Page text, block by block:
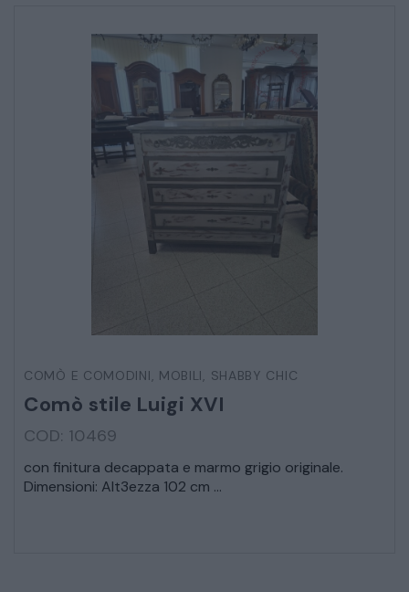
COMÒ E COMODINI, MOBILI, SHABBY CHIC
Comò stile Luigi XVI
COD: 10469
con finitura decappata e marmo grigio originale.
Dimensioni: Alt3ezza 102 cm ...